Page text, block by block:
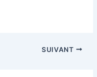
SUIVANT